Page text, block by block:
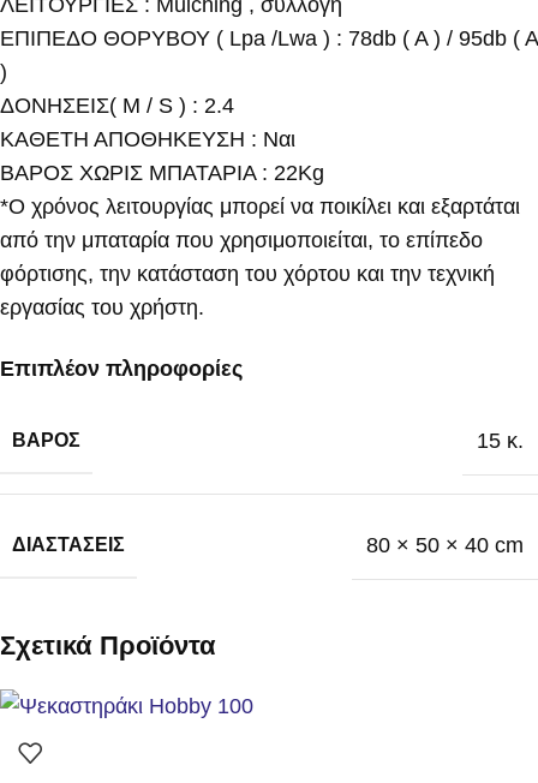
ΕΠΙΠΕΔΟ ΘΟΡΥΒΟΥ ( Lpa /Lwa ) : 78db ( A ) / 95db ( A
)
ΔΟΝΗΣΕΙΣ( M / S ) : 2.4
ΚΑΘΕΤΗ ΑΠΟΘΗΚΕΥΣΗ : Ναι
ΒΑΡΟΣ ΧΩΡΙΣ ΜΠΑΤΑΡΙΑ : 22Kg
*Ο χρόνος λειτουργίας μπορεί να ποικίλει και εξαρτάται
από την μπαταρία που χρησιμοποιείται, το επίπεδο
φόρτισης, την κατάσταση του χόρτου και την τεχνική
εργασίας του χρήστη.
Επιπλέον πληροφορίες
ΒΆΡΟΣ 15 κ.
ΔΙΑΣΤΆΣΕΙΣ 80 × 50 × 40 cm
Σχετικά Προϊόντα